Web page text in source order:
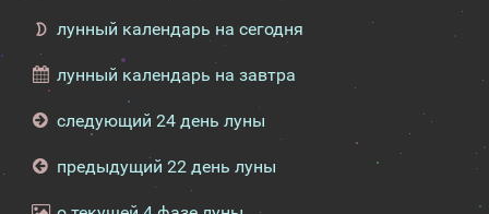
лунный календарь на сегодня
лунный календарь на завтра
следующий 24 день луны
предыдущий 22 день луны